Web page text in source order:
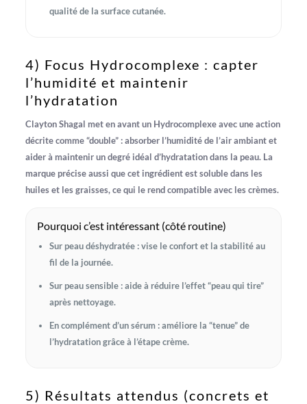
qualité de la surface cutanée.
4) Focus Hydrocomplexe : capter
l’humidité et maintenir
l’hydratation
Clayton Shagal met en avant un Hydrocomplexeavec une action
décrite comme “double” :absorber l’humidité de l’air ambiantet
aider à maintenir un degré idéal d’hydratationdans la peau. La
marque précise aussi que cet ingrédient estsoluble dans les
huiles et les graisses, ce qui le rend compatible avec les crèmes.
Pourquoi c’est intéressant (côté routine)
Sur peau déshydratée : vise le confort et la stabilité au
fil de la journée.
Sur peau sensible : aide à réduire l’effet “peau qui tire”
après nettoyage.
En complément d’un sérum : améliore la “tenue” de
l’hydratation grâce à l’étape crème.
5) Résultats attendus (concrets et